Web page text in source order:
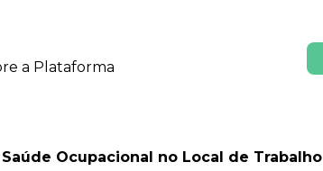
a Plataforma
Ocupacional no Local de Trabalho